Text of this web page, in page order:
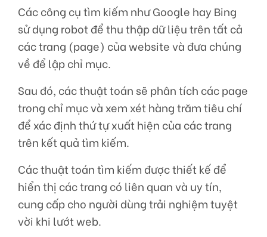
Các công cụ tìm kiếm như Google hay Bing
sử dụng robot để thu thập dữ liệu trên tất cả
các trang (page) của website và đưa chúng
về để lập chỉ mục.
Sau đó, các thuật toán sẽ phân tích các page
trong chỉ mục và xem xét hàng trăm tiêu chí
để xác định thứ tự xuất hiện của các trang
trên kết quả tìm kiếm.
Các thuật toán tìm kiếm được thiết kế để
hiển thị các trang có liên quan và uy tín,
cung cấp cho người dùng trải nghiệm tuyệt
vời khi lướt web.